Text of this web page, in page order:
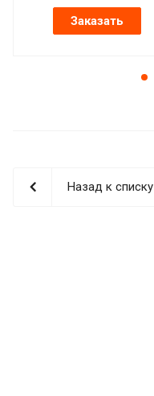
Заказать
Назад к списку